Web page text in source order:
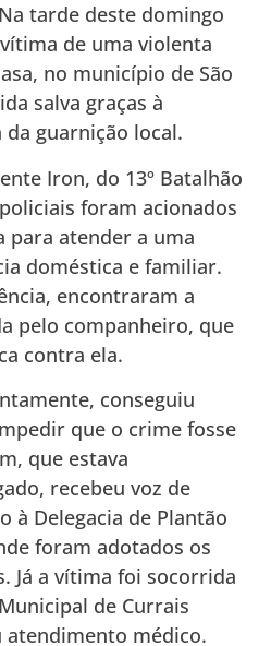
tarde deste domingo
de uma violenta
no município de São
salva graças à
guarnição local.
Iron, do 13º Batalhão
foram acionados
para atender a uma
doméstica e familiar.
encontraram a
pelo companheiro, que
contra ela.
conseguiu
que o crime fosse
que estava
recebeu voz de
à Delegacia de Plantão
foram adotados os
Já a vítima foi socorrida
de Currais
atendimento médico.